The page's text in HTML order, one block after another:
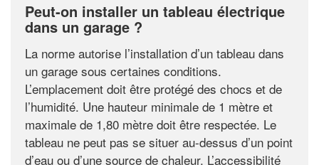
Peut-on installer un tableau électrique
dans un garage ?
La norme autorise l’installation d’un tableau dans
un garage sous certaines conditions.
L’emplacement doit être protégé des chocs et de
l’humidité. Une hauteur minimale de 1 mètre et
maximale de 1,80 mètre doit être respectée. Le
tableau ne peut pas se situer au-dessus d’un point
d’eau ou d’une source de chaleur. L’accessibilité